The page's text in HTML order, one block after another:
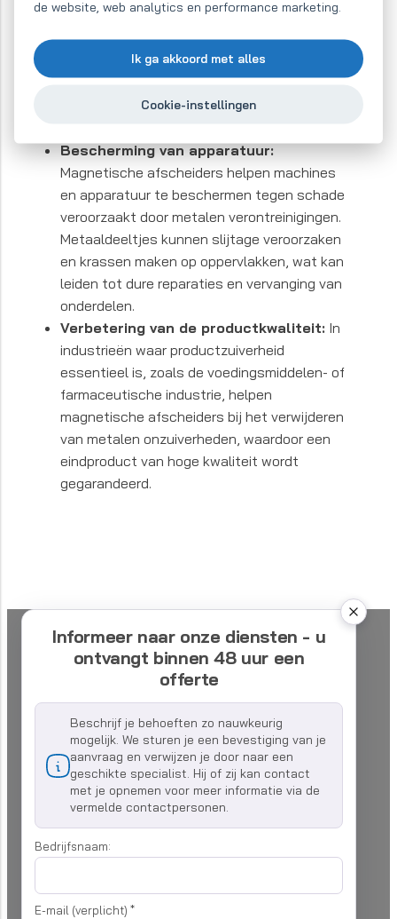
de website, web analytics en performance marketing.
Ik ga akkoord met alles
Cookie-instellingen
Wat is het primaire doel
van een
magneetscheider?
Bescherming van apparatuur:
Magnetische afscheiders helpen machines
en apparatuur te beschermen tegen schade
veroorzaakt door metalen verontreinigingen.
Metaaldeeltjes kunnen slijtage veroorzaken
en krassen maken op oppervlakken, wat kan
leiden tot dure reparaties en vervanging van
onderdelen.
Verbetering van de productkwaliteit: In
industrieën waar productzuiverheid
essentieel is, zoals de voedingsmiddelen- of
farmaceutische industrie, helpen
magnetische afscheiders bij het verwijderen
van metalen onzuiverheden, waardoor een
eindproduct van hoge kwaliteit wordt
gegarandeerd.
Informeer naar onze diensten - u
ontvangt binnen 48 uur een
offerte
Beschrijf je behoeften zo nauwkeurig
mogelijk. We sturen je een bevestiging van je
aanvraag en verwijzen je door naar een
geschikte specialist. Hij of zij kan contact
met je opnemen voor meer informatie via de
vermelde contactpersonen.
Bedrijfsnaam:
E-mail (verplicht) *